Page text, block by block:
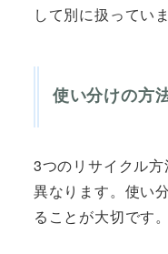
して別に扱っていま
使い分けの方
3つのリサイクル
異なります。使い
ることが大切です。